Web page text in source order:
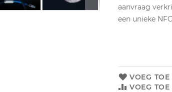
aanvraag
een unieke
VOEG
VOEG TOE